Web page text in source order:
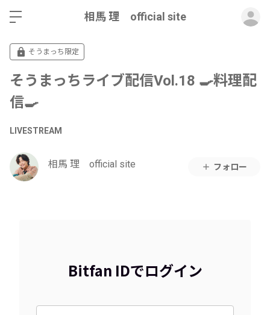
相馬 理 official site
そうまっち限定
そうまっちライブ配信Vol.18 🍳料理配
信🍳
LIVESTREAM
相馬 理 official site フォロー
Bitfan IDでログイン